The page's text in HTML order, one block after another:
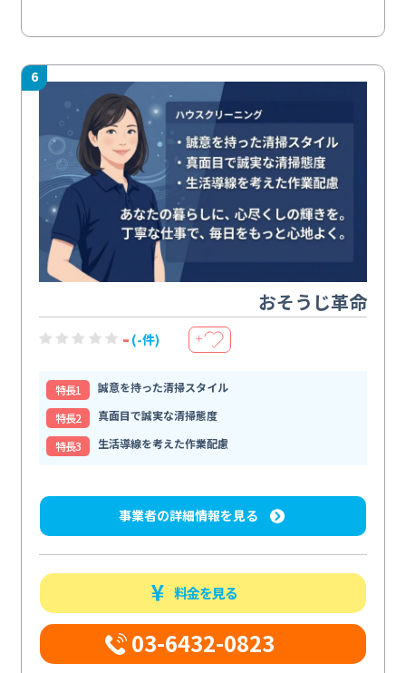
6
おそうじ革命
- (-件) ＋
特⻑1
誠意を持った清掃スタイル
特⻑2
真面目で誠実な清掃態度
特⻑3
生活導線を考えた作業配慮
事業者の詳細情報を見る
料金を見る
03-6432-0823